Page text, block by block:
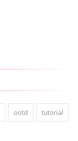
ootd tutorial